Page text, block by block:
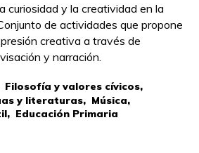
curiosidad y la creatividad en la
de actividades que propone
creativa a través de
y narración.
Filosofía y valores cívicos,
y literaturas, Música,
Educación Primaria